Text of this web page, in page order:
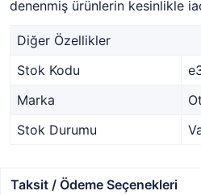
denenmiş ürünlerin kesinlikle
Diğer Özellikler
Stok Kodu
Marka
Stok Durumu
Taksit / Ödeme Seçenekleri